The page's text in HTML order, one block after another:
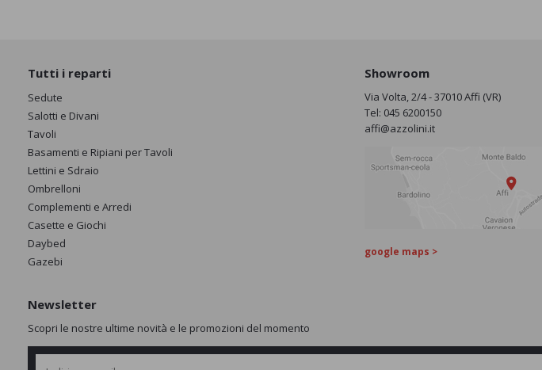
Tutti i reparti
Sedute
Salotti e Divani
Tavoli
Basamenti e Ripiani per Tavoli
Lettini e Sdraio
Ombrelloni
Complementi e Arredi
Casette e Giochi
Daybed
Gazebi
Showroom
Via Volta, 2/4 - 37010 Affi (VR)
Tel: 045 6200150
affi@azzolini.it
google maps >
Newsletter
Scopri le nostre ultime novità e le promozioni del momento